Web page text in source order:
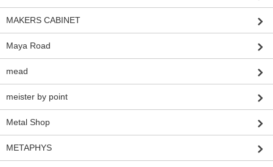
MAKERS CABINET
Maya Road
mead
meister by point
Metal Shop
METAPHYS